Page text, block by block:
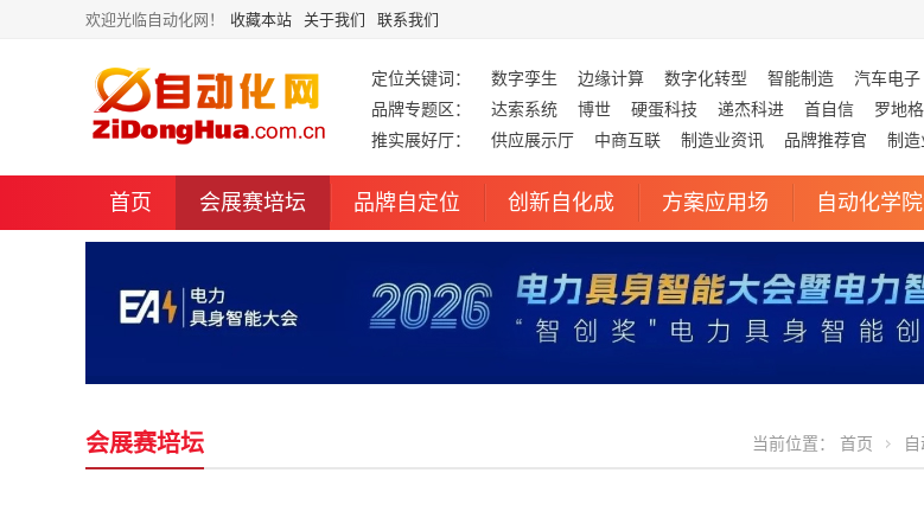
欢迎光临自动化网！ 收藏本站 关于我们 联系我们
定位关键词： 数字孪生 边缘计算 数字化转型 智能制造 汽车电子
品牌专题区：
达索系统 博世 硬蛋科技 递杰科进 首自信 罗地格
推实展好厅：
供应展示厅 中商互联 制造业资讯 品牌推荐官 制造
首页 会展赛培坛 品牌自定位 创新自化成 方案应用场 自动化学
会展赛培坛 当前位置： 首页